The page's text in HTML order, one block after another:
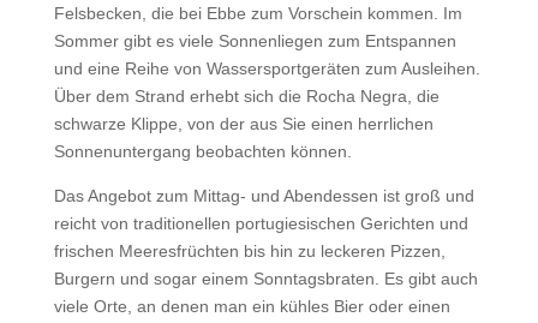
Felsbecken, die bei Ebbe zum Vorschein kommen. Im
Sommer gibt es viele Sonnenliegen zum Entspannen
und eine Reihe von Wassersportgeräten zum Ausleihen.
Über dem Strand erhebt sich die Rocha Negra, die
schwarze Klippe, von der aus Sie einen herrlichen
Sonnenuntergang beobachten können.
Das Angebot zum Mittag- und Abendessen ist groß und
reicht von traditionellen portugiesischen Gerichten und
frischen Meeresfrüchten bis hin zu leckeren Pizzen,
Burgern und sogar einem Sonntagsbraten. Es gibt auch
viele Orte, an denen man ein kühles Bier oder einen